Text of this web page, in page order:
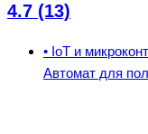
4.7 (13)
• IoT и
Автомат для